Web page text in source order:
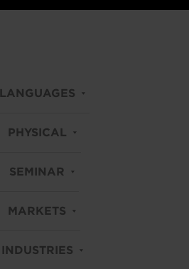
LANGUAGES
PHYSICAL
SEMINAR
MARKETS
INDUSTRIES